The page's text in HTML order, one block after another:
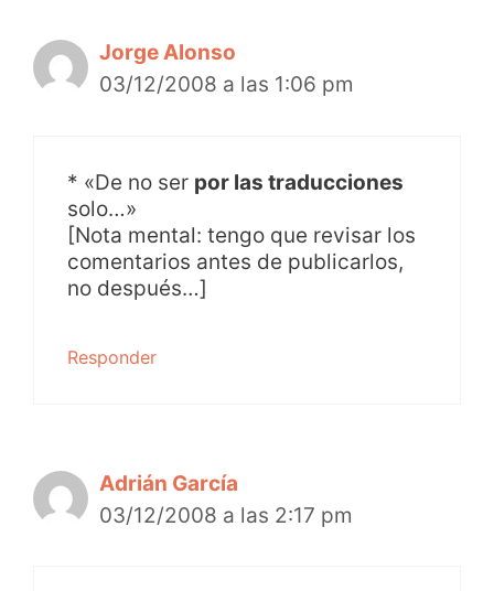
Jorge Alonso
03/12/2008 a las 1:06 pm
* «De no ser por las traducciones
solo…»
[Nota mental: tengo que revisar los
comentarios antes de publicarlos,
no después…]
Responder
Adrián García
03/12/2008 a las 2:17 pm